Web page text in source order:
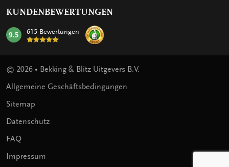
KUNDENBEWERTUNGEN
mark:
9.5 615 Bewertungen
© 2026 • Bekking & Blitz Uitgevers B.V.
Allgemeine Geschäftsbedingungen
Sitemap
Datenschutz
FAQ
Impressum